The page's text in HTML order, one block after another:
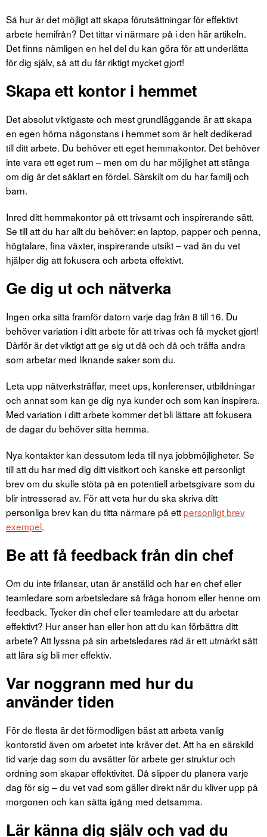
Så hur är det möjligt att skapa förutsättningar för effektivt
arbete hemifrån? Det tittar vi närmare på i den här artikeln.
Det finns nämligen en hel del du kan göra för att underlätta
för dig själv, så att du får riktigt mycket gjort!
Skapa ett kontor i hemmet
Det absolut viktigaste och mest grundläggande är att skapa
en egen hörna någonstans i hemmet som är helt dedikerad
till ditt arbete. Du behöver ett eget hemmakontor. Det behöver
inte vara ett eget rum – men om du har möjlighet att stänga
om dig är det såklart en fördel. Särskilt om du har familj och
barn.
Inred ditt hemmakontor på ett trivsamt och inspirerande sätt.
Se till att du har allt du behöver: en laptop, papper och penna,
högtalare, fina växter, inspirerande utsikt – vad än du vet
hjälper dig att fokusera och arbeta effektivt.
Ge dig ut och nätverka
Ingen orka sitta framför datorn varje dag från 8 till 16. Du
behöver variation i ditt arbete för att trivas och få mycket gjort!
Därför är det viktigt att ge sig ut då och då och träffa andra
som arbetar med liknande saker som du.
Leta upp nätverksträffar, meet ups, konferenser, utbildningar
och annat som kan ge dig nya kunder och som kan inspirera.
Med variation i ditt arbete kommer det bli lättare att fokusera
de dagar du behöver sitta hemma.
Nya kontakter kan dessutom leda till nya jobbmöjligheter. Se
till att du har med dig ditt visitkort och kanske ett personligt
brev om du skulle stöta på en potentiell arbetsgivare som du
blir intresserad av. För att veta hur du ska skriva ditt
personliga brev kan du titta närmare på ettpersonligt brev
exempel.
Be att få feedback från din chef
Om du inte frilansar, utan är anställd och har en chef eller
teamledare som arbetsledare så fråga honom eller henne om
feedback. Tycker din chef eller teamledare att du arbetar
effektivt? Hur anser han eller hon att du kan förbättra ditt
arbete? Att lyssna på sin arbetsledares råd är ett utmärkt sätt
att lära sig bli mer effektiv.
Var noggrann med hur du
använder tiden
För de flesta är det förmodligen bäst att arbeta vanlig
kontorstid även om arbetet inte kräver det. Att ha en särskild
tid varje dag som du avsätter för arbete ger struktur och
ordning som skapar effektivitet. Då slipper du planera varje
dag för sig – du vet vad som gäller direkt när du kliver upp på
morgonen och kan sätta igång med detsamma.
Lär känna dig själv och vad du